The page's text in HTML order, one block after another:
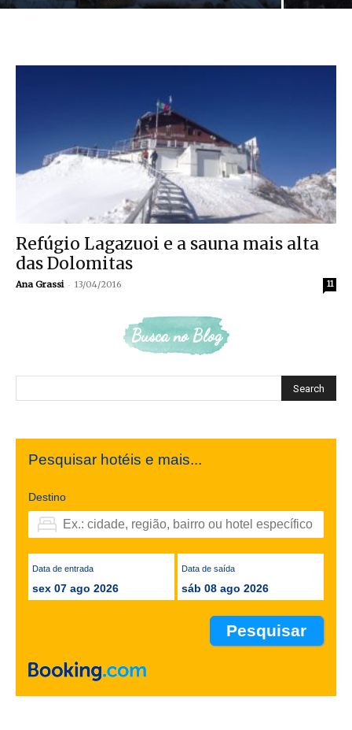
Refúgio Lagazuoi e a sauna mais alta
das Dolomitas
Ana Grassi - 13/04/2016 11
Busca no Blog
Pesquisar hotéis e mais...
Destino
Data de entrada
sex 07 ago 2026
Data de saída
sáb 08 ago 2026